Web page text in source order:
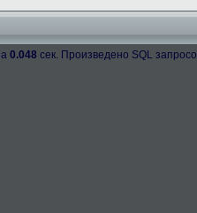
0.048 сек. Произведено SQL